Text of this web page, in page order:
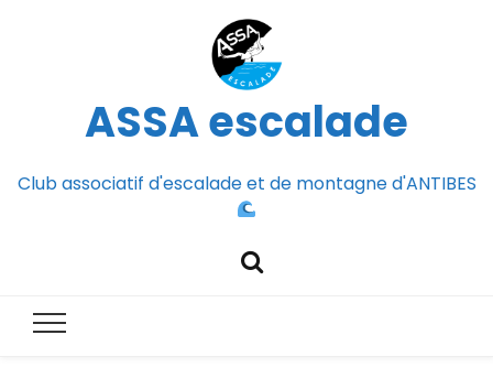
ASSA escalade
Club associatif d'escalade et de montagne d'ANTIBES